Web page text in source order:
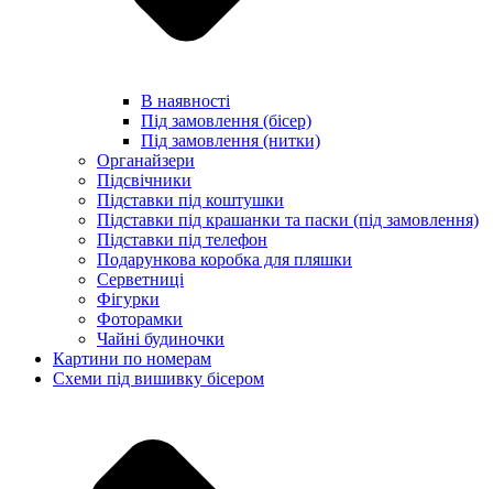
В наявності
Під замовлення (бісер)
Під замовлення (нитки)
Органайзери
Підсвічники
Підставки під коштушки
Підставки під крашанки та паски (під замовлення)
Підставки під телефон
Подарункова коробка для пляшки
Серветниці
Фігурки
Фоторамки
Чайні будиночки
Картини по номерам
Схеми під вишивку бісером